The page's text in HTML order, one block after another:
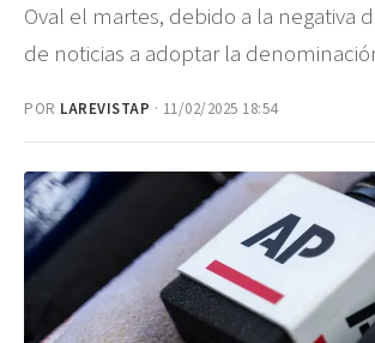
Oval el martes, debido a la negativa
de noticias a adoptar la
POR LAREVISTAP · 11/02/2025 18:54